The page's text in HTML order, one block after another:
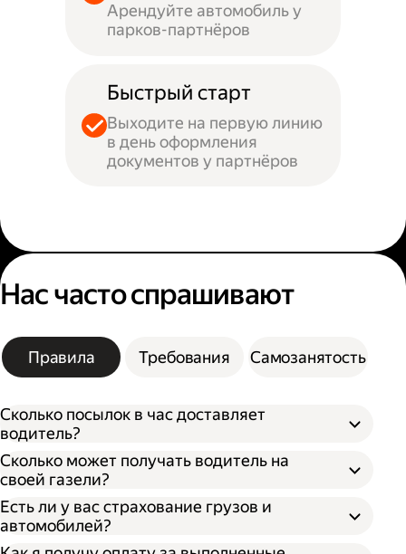
Арендуйте автомобиль у
парков-партнёров
Быстрый старт
Выходите на первую линию
в день оформления
документов у партнёров
Нас часто спрашивают
Правила Требования Самозанятость
Сколько посылок в час доставляет
водитель?
Сколько может получать водитель на
своей газели?
Есть ли у вас страхование грузов и
автомобилей?